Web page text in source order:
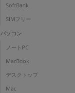
SoftBank
SIMフリー
パソコン
ノートPC
MacBook
デスクトップ
Mac